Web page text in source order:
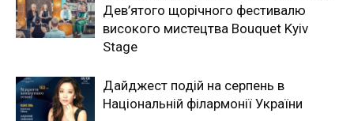
Дев’ятого щорічного фестивалю
високого мистецтва Bouquet Kyiv
Stage
Дайджест подій на серпень в
Національній філармонії України